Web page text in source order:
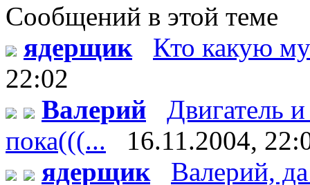
Сообщений в этой теме
ядерщик
Кто какую
22:02
Валерий
Двигатель
пока(((...
16.11.2004,
ядерщик
Валерий,